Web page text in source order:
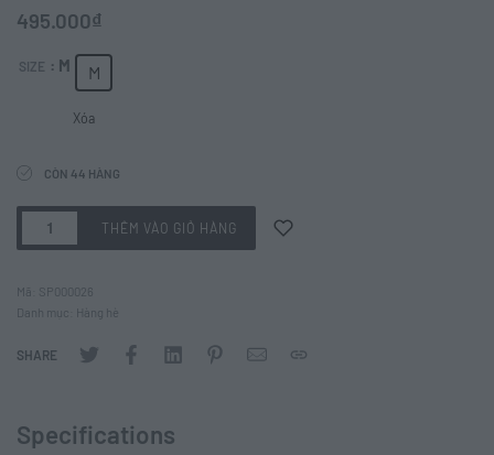
495.000₫
SIZE : M M
Xóa
CÒN 44 HÀNG
THÊM VÀO GIỎ HÀNG
Mã:
SP000026
Danh mục: Hàng hè
SHARE
Specifications